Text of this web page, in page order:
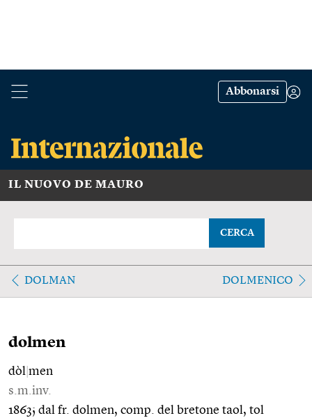
Abbonarsi
IL NUOVO DE MAURO
CERCA
DOLMAN DOLMENICO
dolmen
dòl men
s.m.inv.
1863; dal fr. dolmen, comp. del bretone taol, tol